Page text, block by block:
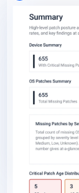
My
My